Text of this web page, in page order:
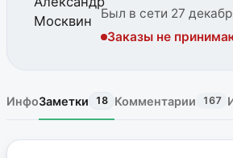
Был в сети 27
Заказы не
ИнфоЗаметки 18 Комментарии 167